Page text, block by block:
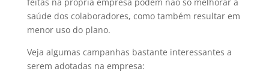
saúde dos colaboradores, como também resultar em
menor uso do plano.
Veja algumas campanhas bastante interessantes a
serem adotadas na empresa: